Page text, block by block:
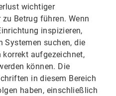
wichtiger
Betrug führen. Wenn
inspizieren,
Systemen suchen, die
aufgezeichnet,
können. Die
in diesem Bereich
haben, einschließlich